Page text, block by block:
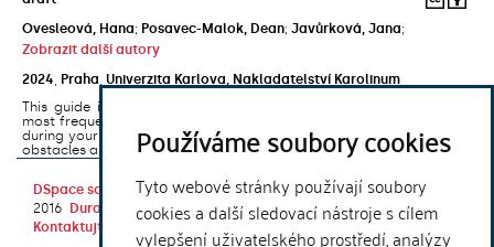
Používáme soubory cookies
Tyto webové stránky používají soubory
cookies a další sledovací nástroje s cílem
vylepšení uživatelského prostředí, analýzy
Ovesleová, Hana; Posavec-Malok, Dean; Javůrková, Jana;
Zobrazit další autory
2024
Praha Univerzita Karlova, Nakladatelství Karolinum
This guide introduces the e-learning support tools that are used
most frequently at Charles University and that you may encounter
during your studies. It will also help you to avoid the most common
obstacles associated ...
DSpace softwarecopyright © 2002-
2016
DuraSpace
Kontaktujte nás
Theme by